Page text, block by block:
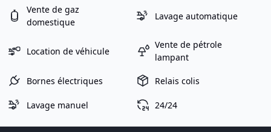
Vente de gaz
domestique
Lavage automatique
Location de véhicule
Vente de pétrole
lampant
Bornes électriques Relais colis
Lavage manuel 24/24